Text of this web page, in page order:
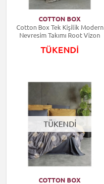
COTTON BOX
Cotton Box Tek Kişilik Modern
Nevresim Takımı Root Vizon
TÜKENDİ
TÜKENDİ
COTTON BOX